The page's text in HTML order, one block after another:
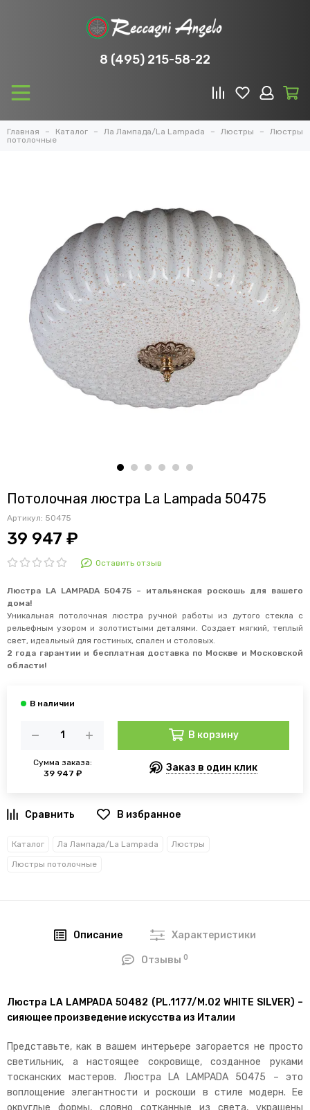
8 (495) 215-58-22
Главная Каталог Ла Лампада/La Lampada Люстры
Люстры
потолочные
Потолочная люстра La Lampada 50475
Артикул: 50475
39 947 ₽
Оставить отзыв
Люстра LA LAMPADA 50475 – итальянская роскошь для вашего
дома!
Уникальная потолочная люстра ручной работы из дутого стекла с
рельефным узором и золотистыми деталями. Создает мягкий, теплый
свет, идеальный для гостиных, спален и столовых.
2 года гарантии и бесплатная доставка по Москве и Московской
области!
Сумма заказа:
39 947 ₽
В корзину
Заказ в один клик
В избранное
Каталог Ла Лампада/La Lampada Люстры
Люстры потолочные
Описание Характеристики
Отзывы0
Люстра LA LAMPADA 50482 (PL.1177/M.02 WHITE SILVER) –
сияющее произведение искусства из Италии
Представьте, как в вашем интерьере загорается не просто
светильник, а настоящее сокровище, созданное руками
тосканских мастеров. Люстра LA LAMPADA 50475 – это
воплощение элегантности и роскоши в стиле модерн. Ее
округлые формы, словно сотканные из света, украшены